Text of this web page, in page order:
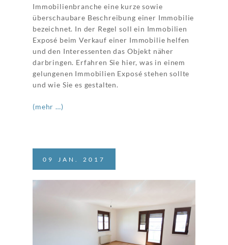
Immobilienbranche eine kurze sowie
überschaubare Beschreibung einer Immobilie
bezeichnet. In der Regel soll ein Immobilien
Exposé beim Verkauf einer Immobilie helfen
und den Interessenten das Objekt näher
darbringen. Erfahren Sie hier, was in einem
gelungenen Immobilien Exposé stehen sollte
und wie Sie es gestalten.
(mehr …)
09 JAN. 2017